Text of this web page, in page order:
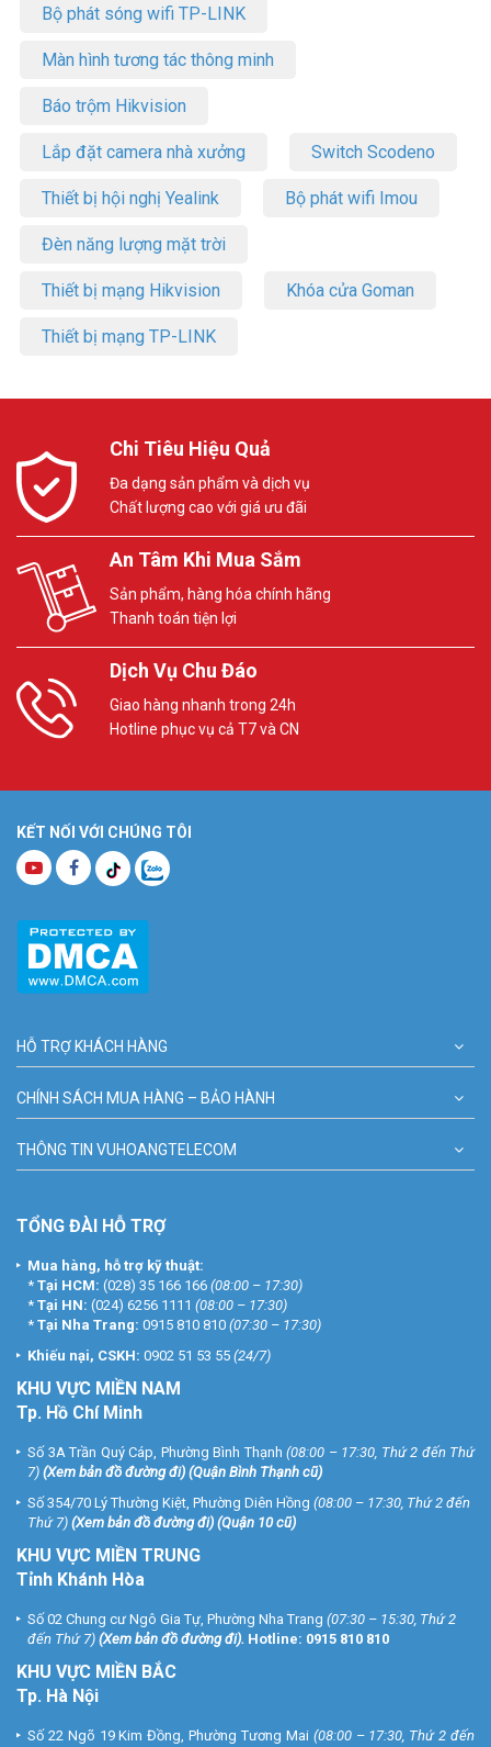
Bộ phát sóng wifi TP-LINK
Màn hình tương tác thông minh
Báo trộm Hikvision
Lắp đặt camera nhà xưởng Switch Scodeno
Thiết bị hội nghị Yealink Bộ phát wifi Imou
Đèn năng lượng mặt trời
Thiết bị mạng Hikvision Khóa cửa Goman
Thiết bị mạng TP-LINK
Chi Tiêu Hiệu Quả
Đa dạng sản phẩm và dịch vụ
Chất lượng cao với giá ưu đãi
An Tâm Khi Mua Sắm
Sản phẩm, hàng hóa chính hãng
Thanh toán tiện lợi
Dịch Vụ Chu Đáo
Giao hàng nhanh trong 24h
Hotline phục vụ cả T7 và CN
KẾT NỐI VỚI CHÚNG TÔI
HỖ TRỢ KHÁCH HÀNG
CHÍNH SÁCH MUA HÀNG – BẢO HÀNH
THÔNG TIN VUHOANGTELECOM
TỔNG ĐÀI HỖ TRỢ
Mua hàng, hỗ trợ kỹ thuật:
* Tại HCM: (028) 35 166 166 (08:00 – 17:30)
* Tại HN: (024) 6256 1111 (08:00 – 17:30)
* Tại Nha Trang: 0915 810 810 (07:30 – 17:30)
Khiếu nại, CSKH: 0902 51 53 55 (24/7)
KHU VỰC MIỀN NAM
Tp. Hồ Chí Minh
Số 3A Trần Quý Cáp, Phường Bình Thạnh (08:00 – 17:30, Thứ 2 đến Thứ
7) (Xem bản đồ đường đi) (Quận Bình Thạnh cũ)
Số 354/70 Lý Thường Kiệt, Phường Diên Hồng (08:00 – 17:30, Thứ 2 đến
Thứ 7) (Xem bản đồ đường đi) (Quận 10 cũ)
KHU VỰC MIỀN TRUNG
Tỉnh Khánh Hòa
Số 02 Chung cư Ngô Gia Tự, Phường Nha Trang (07:30 – 15:30, Thứ 2
đến Thứ 7) (Xem bản đồ đường đi). Hotline: 0915 810 810
KHU VỰC MIỀN BẮC
Tp. Hà Nội
Số 22 Ngõ 19 Kim Đồng, Phường Tương Mai (08:00 – 17:30, Thứ 2 đến